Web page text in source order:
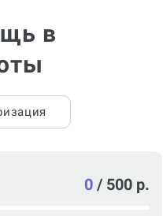
в
0 / 500 р.